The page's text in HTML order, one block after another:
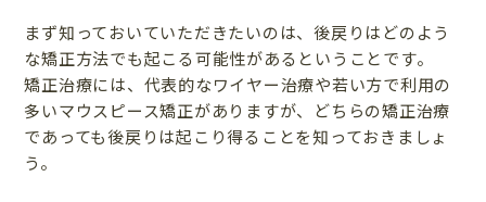
まず知っておいていただきたいのは、後戻りはどのよう
な矯正方法でも起こる可能性があるということです。
矯正治療には、代表的なワイヤー治療や若い方で利用の
多いマウスピース矯正がありますが、どちらの矯正治療
であっても後戻りは起こり得ることを知っておきましょ
う。